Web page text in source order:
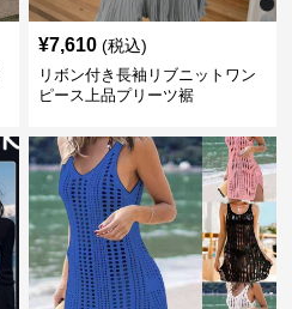
¥7,610 (税込)
リボン付き長袖リブニットワン
ピース上品プリーツ裾